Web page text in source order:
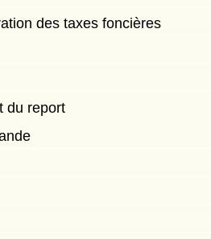
des taxes foncières
du report